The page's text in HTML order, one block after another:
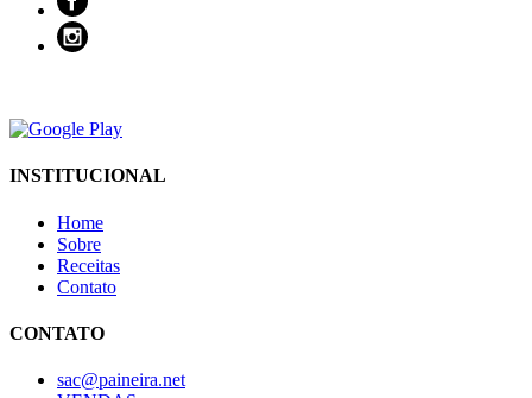
INSTITUCIONAL
Home
Sobre
Receitas
Contato
CONTATO
sac@paineira.net